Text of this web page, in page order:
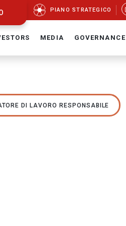
PIANO STRATEGICO
MEDIA GOVERNANCE
DI LAVORO RESPONSABILE